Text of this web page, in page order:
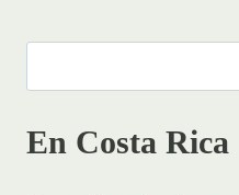
En Costa Rica